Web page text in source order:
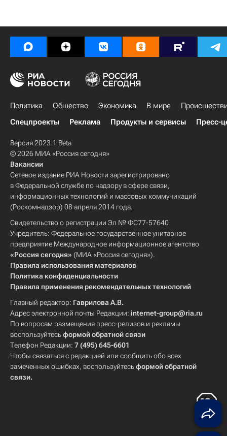
Политика Общество Экономика В мире
Спецпроекты
Реклама Продукты и сервисы Пресс-
Версия 2023.1 Beta
© 2026 МИА «Россия сегодня»
Вакансии
Сетевое издание РИА Новости зарегистрировано
в Федеральной службе по надзору в сфере связи,
информационных технологий и массовых коммуникаций
(Роскомнадзор) 08 апреля 2014 года.
Свидетельство о регистрации Эл № ФС77-57640
Учредитель: Федеральное государственное унитарное
предприятие Международное информационное агентство
«Россия сегодня» (МИА «Россия сегодня»).
Правила использования материалов
Политика конфиденциальности
Правила применения рекомендательных технологий
Главный редактор: Гаврилова А.В.
Адрес электронной почты Редакции: internet-group@ria.ru
По вопросам размещения пресс-релизов и рекламы
воспользуйтесьформой обратной связи
Телефон Редакции: 7 (495) 645-6601
Чтобы связаться с редакцией или сообщить обо всех
замеченных ошибках, воспользуйтесьформой обратной
связи.